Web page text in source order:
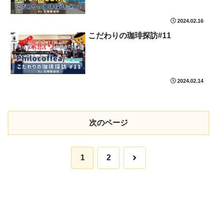
2024.02.16
こだわりの珈琲探訪#11
2024.02.14
次のページ
1 2 次